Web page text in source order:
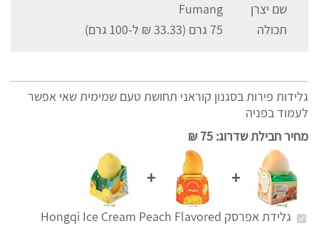
שם יצרן
Fumang
תכולה
75 גרם (33.33 ₪ ל-100 גרם)
גלידות פירות בסגנון קוראני תחושת טעם שמימית שאי אפשר
לעמוד בפניה
מחיר חבילת שדרוג:
75 ₪
+
+
גלידת אפרסק Hongqi Ice Cream Peach Flavored